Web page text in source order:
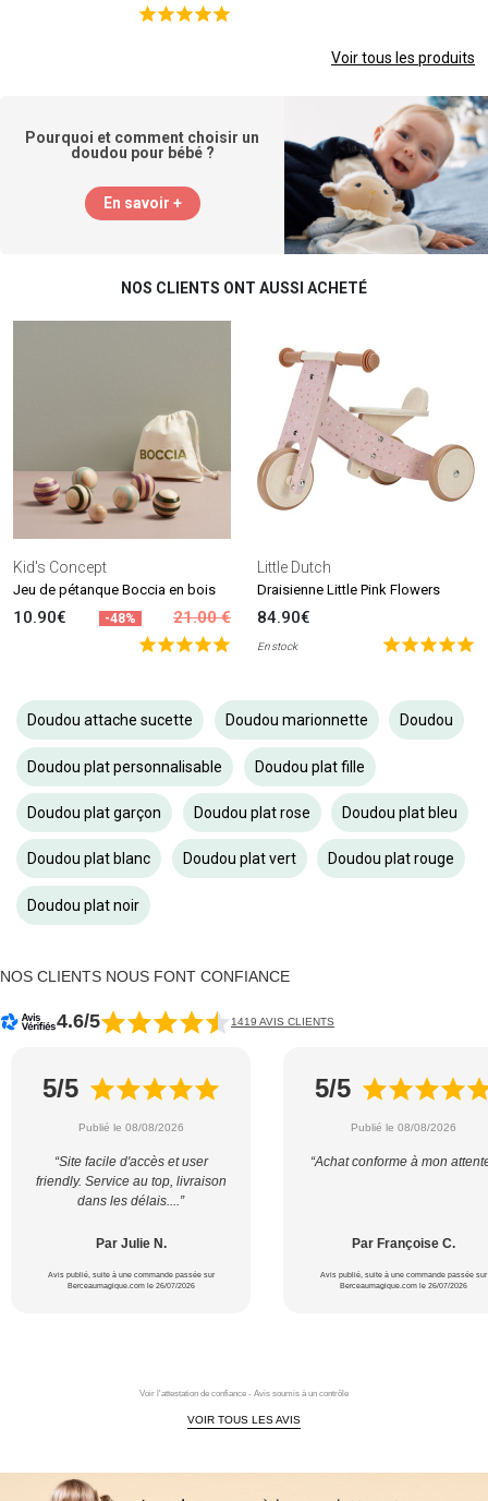
Voir tous les produits
Pourquoi et comment choisir un
doudou pour bébé ?
En savoir +
NOS CLIENTS ONT AUSSI ACHETÉ
Kid's Concept
Jeu de pétanque Boccia en bois
10.90€ -48% 21.00 €
Little Dutch
Draisienne Little Pink Flowers
84.90€
En stock
Doudou attache sucette Doudou marionnette Doudou
Doudou plat personnalisable Doudou plat fille
Doudou plat garçon Doudou plat rose Doudou plat bleu
Doudou plat blanc Doudou plat vert Doudou plat rouge
Doudou plat noir
NOS CLIENTS NOUS FONT CONFIANCE
4.6/5 1419 AVIS CLIENTS
5/5
Publié le 08/08/2026
“Site facile d'accès et user
friendly. Service au top, livraison
dans les délais....”
Par Julie N.
Avis publié, suite à une commande passée sur
Berceaumagique.com le 26/07/2026
5/5
Publié le 08/08/2026
“Achat conforme à mon
Par Françoise C.
Avis publié, suite à une commande passée sur
Berceaumagique.com le 26/07/2026
Voir l'attestation de confiance - Avis soumis à un contrôle
VOIR TOUS LES AVIS